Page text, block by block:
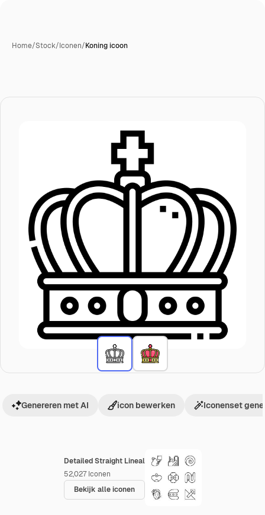
Home/Stock/Iconen/Koning icoon
Detailed Straight Lineal
52,027 Iconen
Bekijk alle iconen
Genereren met AI icon bewerken Iconenset